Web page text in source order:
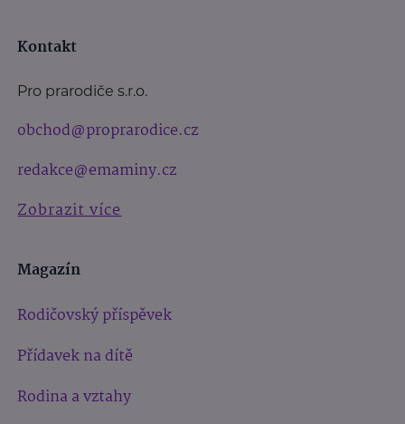
Kontakt
Pro prarodiče s.r.o.
obchod@proprarodice.cz
redakce@emaminy.cz
Zobrazit více
Magazín
Rodičovský příspěvek
Přídavek na dítě
Rodina a vztahy